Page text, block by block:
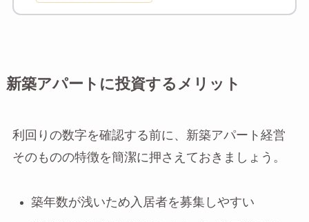
新築アパートに投資するメリット
利回りの数字を確認する前に、新築アパート経営
そのものの特徴を簡潔に押さえておきましょう。
築年数が浅いため入居者を募集しやすい